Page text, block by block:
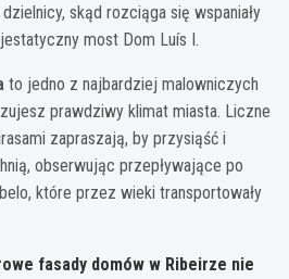
skąd rozciąga się wspaniały
most Dom Luís I.
to jedno z najbardziej malowniczych
prawdziwy klimat miasta. Liczne
zapraszają, by przysiąść i
obserwując przepływające po
które przez wieki transportowały
fasady domów w Ribeirze nie